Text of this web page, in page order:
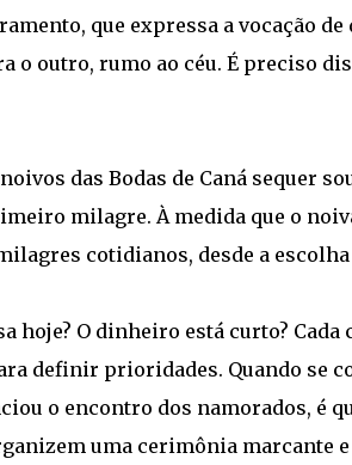
que expressa a vocação
o outro, rumo ao céu. É preciso
das Bodas de Caná sequer
milagre. À medida que o
cotidianos, desde a escolha
hoje? O dinheiro está curto?
definir prioridades. Quando se
o encontro dos namorados, é
uma cerimônia marcante